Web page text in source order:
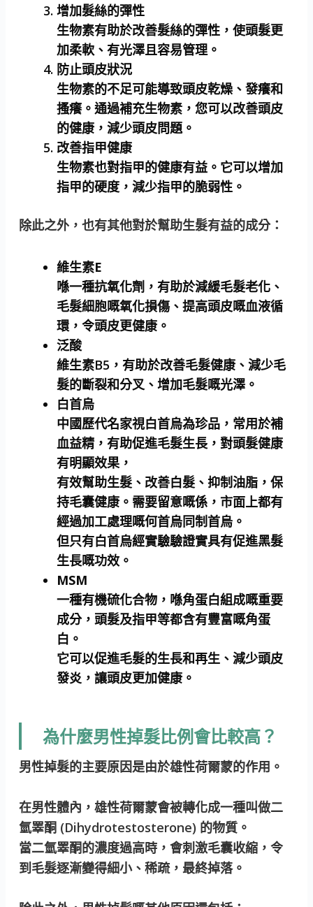
增加髮絲的彈性
生物素有助於改善髮絲的彈性，使頭髮更
加柔軟、有光澤且容易管理。
防止頭皮狀況
生物素的不足可能導致頭皮乾燥、發癢和
搔癢。通過補充生物素，您可以改善頭皮
的健康，減少頭皮問題。
改善指甲健康
生物素也對指甲的健康有益。它可以增加
指甲的硬度，減少指甲的脆弱性。
除此之外，也有其他對於幫助生髮有益的成分：
維生素E
喺一種抗氧化劑，有助於減緩毛髮老化、
毛髮細胞嘅氧化損傷、提高頭皮嘅血液循
環，令頭皮更健康。
泛酸
維生素B5，有助於改善毛髮健康、減少毛
髮的斷裂和分叉、增加毛髮嘅光澤。
白首烏
中國歷代名家視白首烏為珍品，常用於補
血益精，有助促進毛髮生長，對頭髮健康
有明顯效果，
有效幫助生髮、改善白髮、抑制油脂，保
持毛囊健康。需要留意嘅係，市面上都有
經過加工處理嘅何首烏同制首烏。
但只有白首烏經實驗驗證實具有促進黑髮
生長嘅功效。
MSM
一種有機硫化合物，喺角蛋白組成嘅重要
成分，頭髮及指甲等都含有豐富嘅角蛋
白。
它可以促進毛髮的生長和再生、減少頭皮
發炎，讓頭皮更加健康。
為什麼男性掉髮比例會比較高？
男性掉髮的主要原因是由於雄性荷爾蒙的作用。
在男性體內，雄性荷爾蒙會被轉化成一種叫做二
氫睪酮 (Dihydrotestosterone) 的物質。
當二氫睪酮的濃度過高時，會刺激毛囊收縮，令
到毛髮逐漸變得細小、稀疏，最終掉落。